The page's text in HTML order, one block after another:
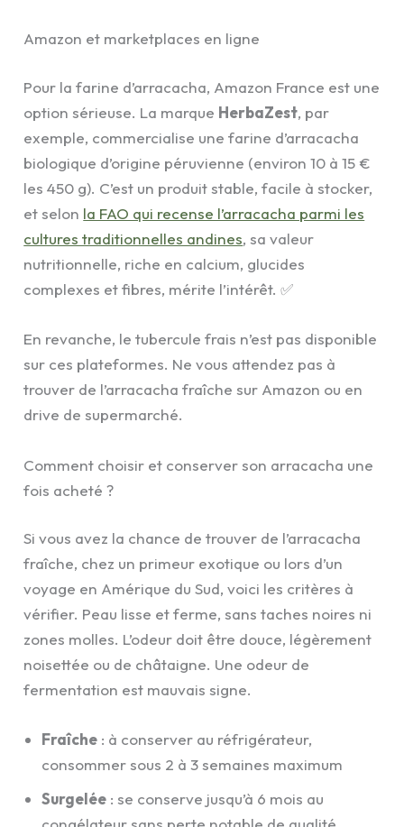
Amazon et marketplaces en ligne
Pour la farine d’arracacha, Amazon France est une
option sérieuse. La marque HerbaZest, par
exemple, commercialise une farine d’arracacha
biologique d’origine péruvienne (environ 10 à 15 €
les 450 g). C’est un produit stable, facile à stocker,
et selon la FAO qui recense l’arracacha parmi les
cultures traditionnelles andines, sa valeur
nutritionnelle, riche en calcium, glucides
complexes et fibres, mérite l’intérêt. ✅
En revanche, le tubercule frais n’est pas disponible
sur ces plateformes. Ne vous attendez pas à
trouver de l’arracacha fraîche sur Amazon ou en
drive de supermarché.
Comment choisir et conserver son arracacha une
fois acheté ?
Si vous avez la chance de trouver de l’arracacha
fraîche, chez un primeur exotique ou lors d’un
voyage en Amérique du Sud, voici les critères à
vérifier. Peau lisse et ferme, sans taches noires ni
zones molles. L’odeur doit être douce, légèrement
noisettée ou de châtaigne. Une odeur de
fermentation est mauvais signe.
Fraîche : à conserver au réfrigérateur,
consommer sous 2 à 3 semaines maximum
Surgelée : se conserve jusqu’à 6 mois au